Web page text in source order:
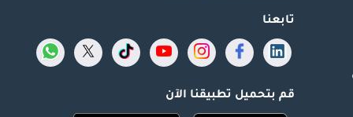
تابعنا
قم بتحميل تطبيقنا الآن